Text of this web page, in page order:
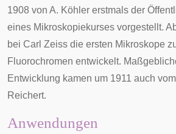
1908 von A. Köhler erstmals der
eines Mikroskopiekurses vorgestellt.
bei Carl Zeiss die ersten Mikroskope
Fluorochromen entwickelt.
Entwicklung kamen um 1911 auch
Reichert.
Anwendungen